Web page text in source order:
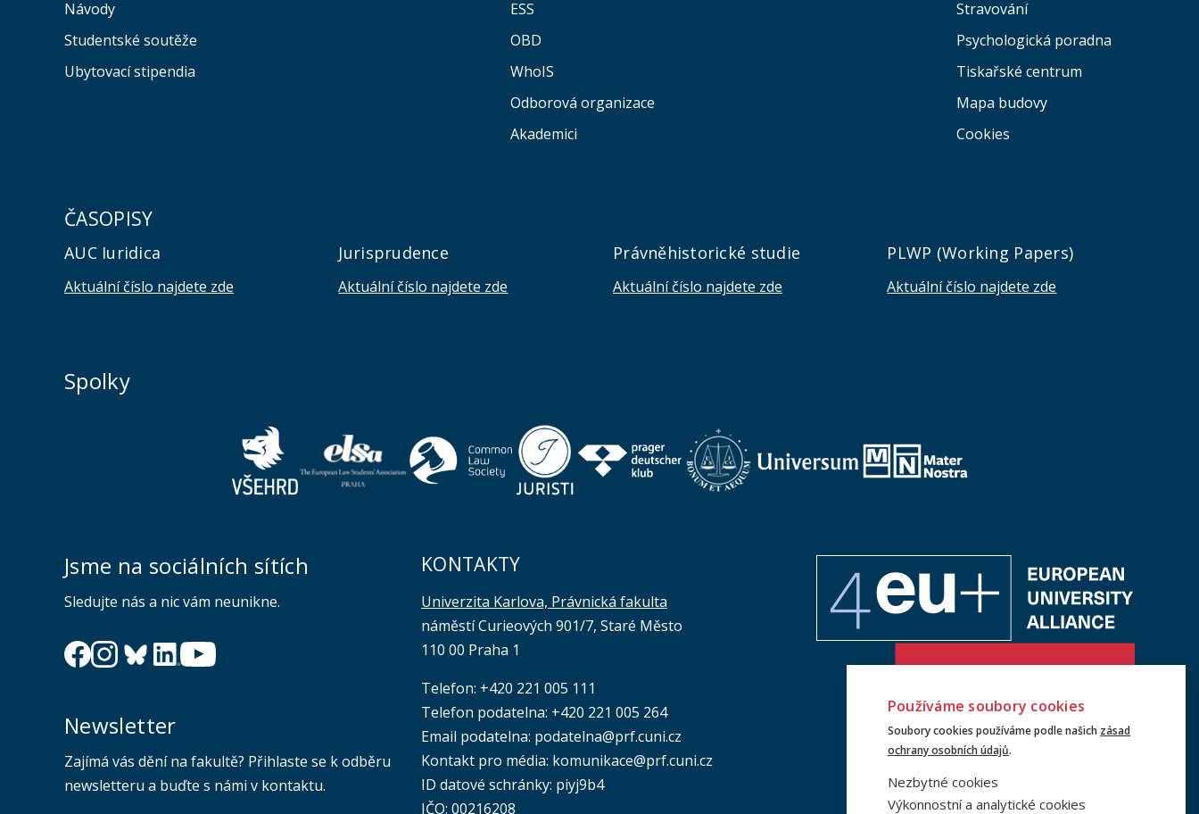
Návody
Studentské soutěže
Ubytovací stipendia
ESS
OBD
WhoIS
Odborová organizace
Akademici
Stravování
Psychologická poradna
Tiskařské centrum
Mapa budovy
Cookies
ČASOPISY
AUC Iuridica
Aktuální číslo najdete zde
Jurisprudence
Aktuální číslo najdete zde
Právněhistorické studie
Aktuální číslo najdete zde
PLWP (Working Papers)
Aktuální číslo najdete zde
Spolky
Jsme na sociálních sítích
Sledujte nás a nic vám neunikne.
Newsletter
Zajímá vás dění na fakultě? Přihlaste se k odběru
newsletteru a buďte s námi v kontaktu.
KONTAKTY
Univerzita Karlova, Právnická fakulta
náměstí Curieových 901/7, Staré Město
110 00 Praha 1
Telefon: +420 221 005 111
Telefon podatelna: +420 221 005 264
Email podatelna: podatelna@prf.cuni.cz
Kontakt pro média: komunikace@prf.cuni.cz
ID datové schránky: piyj9b4
IČO: 00216208
Používáme soubory cookies
Soubory cookies používáme podle našich zásad
ochrany osobních údajů.
Nezbytné cookies
Výkonnostní a analytické cookies